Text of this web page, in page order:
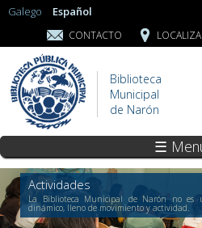
Galego Español
CONTACTO
Biblioteca
Municipal
de Narón
☰
Actividades
La Biblioteca Municipal de Narón no es
dinámico, lleno de movimiento y actividad.